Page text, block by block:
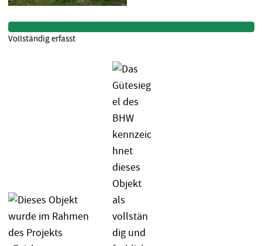
Vollständig erfasst